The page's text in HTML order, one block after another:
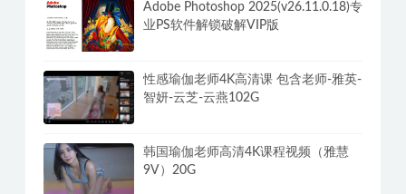
Adobe Photoshop 2025(v26.11.0.18)专
业PS软件解锁破解VIP版
性感瑜伽老师4K高清课 包含老师-雅英-
智妍-云芝-云燕102G
韩国瑜伽老师高清4K课程视频（雅慧
9V）20G